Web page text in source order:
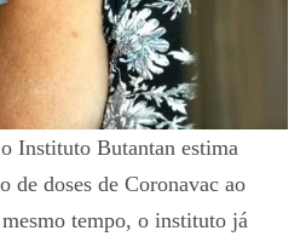
Instituto Butantan estima
de doses de Coronavac ao
tempo, o instituto já